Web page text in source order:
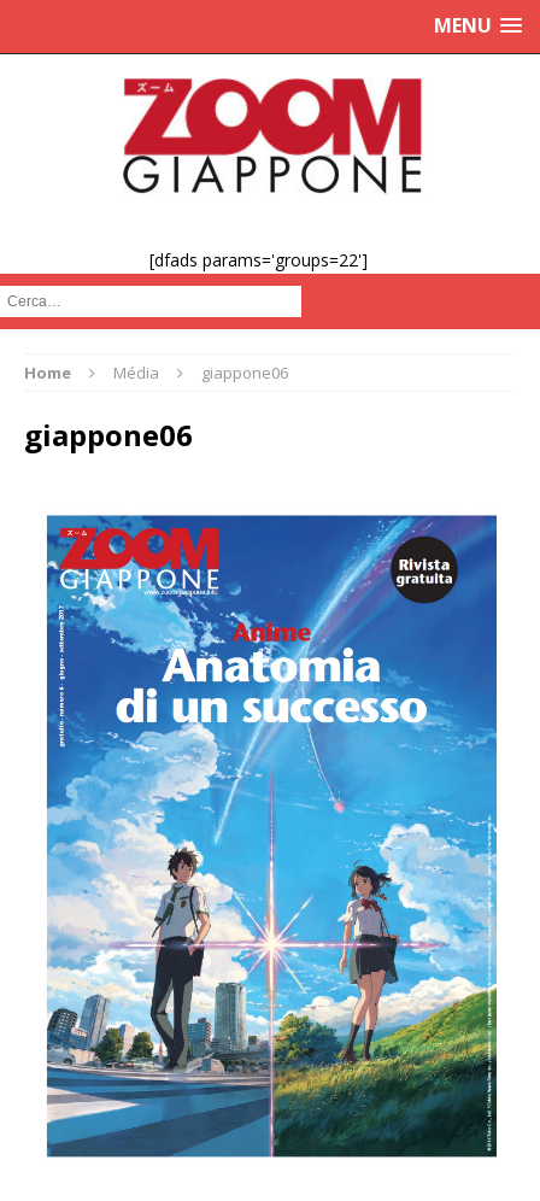
MENU
[dfads params='groups=22']
Cerca :
Home Média giappone06
giappone06